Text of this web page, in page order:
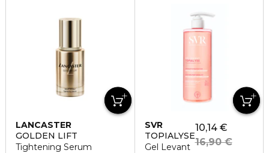
LANCASTER
GOLDEN LIFT
Tightening Serum
SVR
TOPIALYSE
Gel Levant
10,14 €
16,90 €